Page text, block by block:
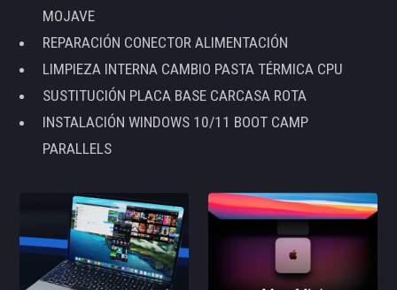
MOJAVE
REPARACIÓN CONECTOR ALIMENTACIÓN
LIMPIEZA INTERNA CAMBIO PASTA TÉRMICA CPU
SUSTITUCIÓN PLACA BASE CARCASA ROTA
INSTALACIÓN WINDOWS 10/11 BOOT CAMP
PARALLELS